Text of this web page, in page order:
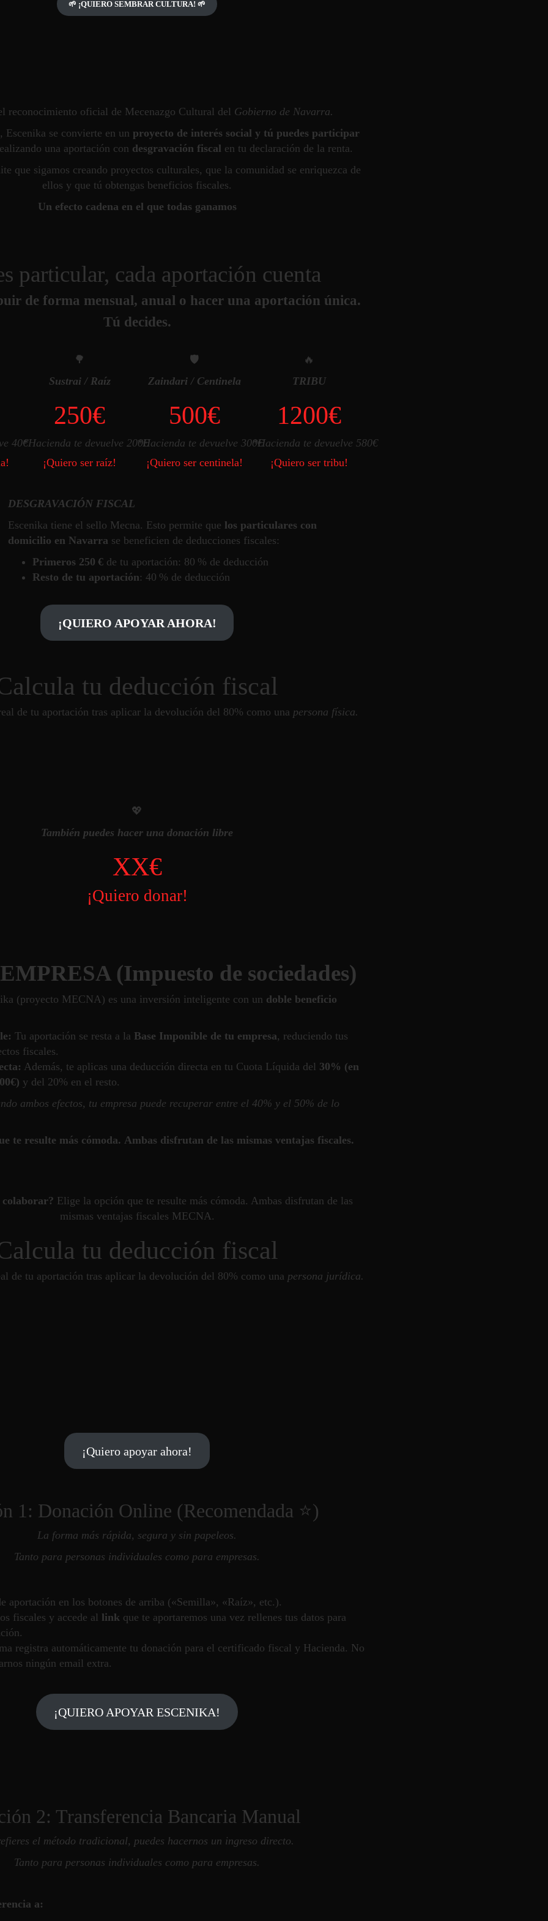
🌱 ¡QUIERO SEMBRAR CULTURA! 🌱
reconocimiento oficial de Mecenazgo Cultural del Gobierno de Navarra.
Escenika se convierte en un proyecto de interés social y tú puedes participar
una aportación con desgravación fiscal en tu declaración de la renta.
que sigamos creando proyectos culturales, que la comunidad se enriquezca de
ellos y que tú obtengas beneficios fiscales.
Un efecto cadena en el que todas ganamos
particular, cada aportación cuenta
de forma mensual, anual o hacer una aportación única.
Tú decides.
40€
🌳
Sustrai / Raíz
250€
*Hacienda te devuelve 200€
¡Quiero ser raíz!
🛡️
Zaindari / Centinela
500€
*Hacienda te devuelve 300€
¡Quiero ser centinela!
🔥
TRIBU
1200€
*Hacienda te devuelve 580€
¡Quiero ser tribu!
DESGRAVACIÓN FISCAL
Escenika tiene el sello Mecna. Esto permite que los particulares con
domicilio en Navarra se beneficien de deducciones fiscales:
Primeros 250 €de tu aportación: 80 % de deducción
Resto de tu aportación: 40 % de deducción
¡QUIERO APOYAR AHORA!
tu deducción fiscal
de tu aportación tras aplicar la devolución del 80% como una persona física.
💖
También puedes hacer una donación libre
XX€
¡Quiero donar!
(Impuesto de sociedades)
(proyecto MECNA) es una inversión inteligente con un doble beneficio
Tu aportación se resta a la Base Imponible de tu empresa, reduciendo tus
fiscales.
Además, te aplicas una deducción directa en tu Cuota Líquida del 30% (en
y del 20% en el resto.
ambos efectos, tu empresa puede recuperar entre el 40% y el 50% de lo
te resulte más cómoda. Ambas disfrutan de las mismas ventajas fiscales.
colaborar? Elige la opción que te resulte más cómoda. Ambas disfrutan de las
mismas ventajas fiscales MECNA.
tu deducción fiscal
de tu aportación tras aplicar la devolución del 80% como una persona jurídica.
¡Quiero apoyar ahora!
1: Donación Online (Recomendada ⭐)
La forma más rápida, segura y sin papeleos.
Tanto para personas individuales como para empresas.
aportación en los botones de arriba («Semilla», «Raíz», etc.).
fiscales y accede al link que te aportaremos una vez rellenes tus datos para
registra automáticamente tu donación para el certificado fiscal y Hacienda. No
ningún email extra.
¡QUIERO APOYAR ESCENIKA!
2: Transferencia Bancaria Manual
el método tradicional, puedes hacernos un ingreso directo.
Tanto para personas individuales como para empresas.
a: